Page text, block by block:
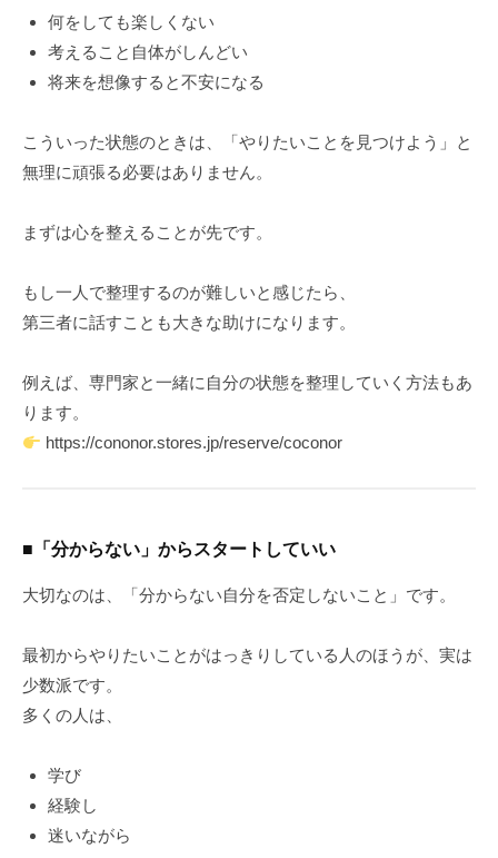
何をしても楽しくない
考えること自体がしんどい
将来を想像すると不安になる
こういった状態のときは、「やりたいことを見つけよう」と
無理に頑張る必要はありません。
まずは心を整えることが先です。
もし一人で整理するのが難しいと感じたら、
第三者に話すことも大きな助けになります。
例えば、専門家と一緒に自分の状態を整理していく方法もあ
ります。
https://cononor.stores.jp/reserve/coconor
■「分からない」からスタートしていい
大切なのは、「分からない自分を否定しないこと」です。
最初からやりたいことがはっきりしている人のほうが、実は
少数派です。
多くの人は、
学び
経験し
迷いながら